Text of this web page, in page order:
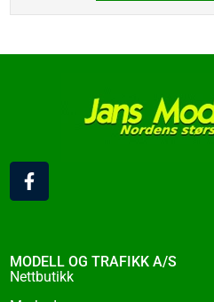
F
a
c
o
o
MODELL OG TRAFIKK A/S
Nettbutikk